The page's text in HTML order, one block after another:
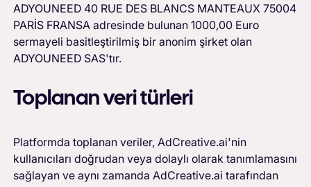
ADYOUNEED 40 RUE DES BLANCS MANTEAUX 75004
PARİS FRANSA adresinde bulunan 1000,00 Euro
sermayeli basitleştirilmiş bir anonim şirket olan
ADYOUNEED SAS'tır.
Toplanan veri türleri
Platformda toplanan veriler, AdCreative.ai'nin
kullanıcıları doğrudan veya dolaylı olarak tanımlamasını
sağlayan ve aynı zamanda AdCreative.ai tarafından